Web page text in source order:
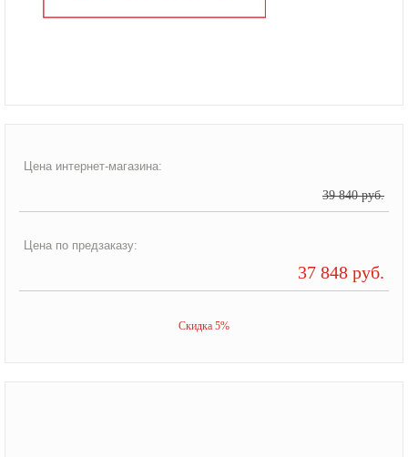
Цена интернет-магазина:
39 840 руб.
Цена по предзаказу:
37 848 руб.
Скидка 5%